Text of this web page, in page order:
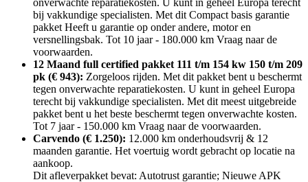
bij vakkundige specialisten. Met dit Compact basis garantie
pakket Heeft u garantie op onder andere, motor en
versnellingsbak. Tot 10 jaar - 180.000 km Vraag naar de
voorwaarden.
12 Maand full certified pakket 111 t/m 154 kw 150 t/m 209
pk (€ 943): Zorgeloos rijden. Met dit pakket bent u beschermt
tegen onverwachte reparatiekosten. U kunt in geheel Europa
terecht bij vakkundige specialisten. Met dit meest uitgebreide
pakket bent u het beste beschermt tegen onverwachte kosten.
Tot 7 jaar - 150.000 km Vraag naar de voorwaarden.
Carvendo (€ 1.250): 12.000 km onderhoudsvrij & 12
maanden garantie. Het voertuig wordt gebracht op locatie na
aankoop.
Dit afleverpakket bevat: Autotrust garantie; Nieuwe APK